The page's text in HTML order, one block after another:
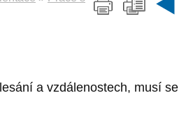
a vzdálenostech, musí se